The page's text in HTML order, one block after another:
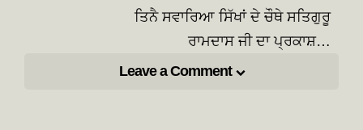
ਤਿਨੈ ਸਵਾਰਿਆ ਸਿੱਖਾਂ ਦੇ ਚੌਥੇ ਸਤਿਗੁਰੂ
ਰਾਮਦਾਸ ਜੀ ਦਾ ਪ੍ਰਕਾਸ਼…
Leave a Comment